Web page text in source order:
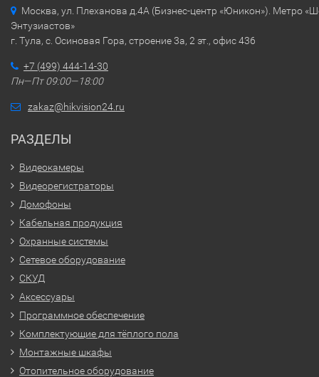
Москва, ул. Плеханова д.4А (Бизнес-центр «Юникон»). Метро
Энтузиастов»
г. Тула, с. Осиновая Гора, строение 3а, 2 эт., офис 436
+7 (499) 444-14-30
Пн—Пт 09:00—18:00
zakaz@hikvision24.ru
РАЗДЕЛЫ
Видеокамеры
Видеорегистраторы
Домофоны
Кабельная продукция
Охранные системы
Сетевое оборудование
СКУД
Аксессуары
Программное обеспечение
Комплектующие для тёплого пола
Монтажные шкафы
Отопительное оборудование